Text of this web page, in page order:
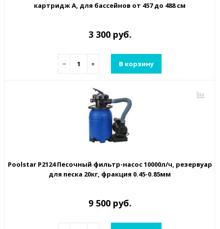
картридж А, для бассейнов от 457 до 488 см
3 300 руб.
− + В корзину
Poolstar P2124 Песочный фильтр-насос 10000л/ч, резервуар
для песка 20кг, фракция 0.45-0.85мм
9 500 руб.